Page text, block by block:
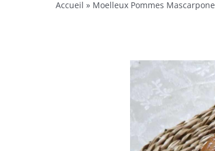
Accueil » Moelleux Pommes Mascarpone